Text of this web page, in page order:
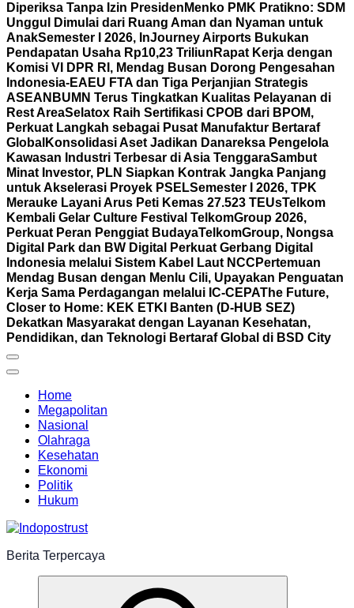
Diperiksa Tanpa Izin Presiden Menko PMK Pratikno: SDM
Unggul Dimulai dari Ruang Aman dan Nyaman untuk
AnakSemester I 2026, InJourney Airports Bukukan
Pendapatan Usaha Rp10,23 Triliun Rapat Kerja dengan
Komisi VI DPR RI, Mendag Busan Dorong Pengesahan
Indonesia-EAEU FTA dan Tiga Perjanjian Strategis
ASEAN BUMN Terus Tingkatkan Kualitas Pelayanan di
Rest AreaSelatox Raih Sertifikasi CPOB dari BPOM,
Perkuat Langkah sebagai Pusat Manufaktur Bertaraf
Global Konsolidasi Aset Jadikan Danareksa Pengelola
Kawasan Industri Terbesar di Asia TenggaraSambut
Minat Investor, PLN Siapkan Kontrak Jangka Panjang
untuk Akselerasi Proyek PSELSemester I 2026, TPK
Merauke Layani Arus Peti Kemas 27.523 TEUsTelkom
Kembali Gelar Culture Festival TelkomGroup 2026,
Perkuat Peran Penggiat BudayaTelkomGroup, Nongsa
Digital Park dan BW Digital Perkuat Gerbang Digital
Indonesia melalui Sistem Kabel Laut NCC Pertemuan
Mendag Busan dengan Menlu Cili, Upayakan Penguatan
Kerja Sama Perdagangan melalui IC-CEPAThe Future,
Closer to Home: KEK ETKI Banten (D-HUB SEZ)
Dekatkan Masyarakat dengan Layanan Kesehatan,
Pendidikan, dan Teknologi Bertaraf Global di BSD City
Home
Megapolitan
Nasional
Olahraga
Kesehatan
Ekonomi
Politik
Hukum
Berita Terpercaya